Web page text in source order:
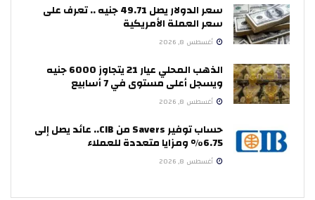
سعر الدولار يصل 49.71 جنيه .. تعرف على
سعر العملة الأمريكية
أغسطس 8, 2026
الذهب المحلي عيار 21 يتجاوز 6000 جنيه
ويسجل أعلى مستوى في 7 أسابيع
أغسطس 8, 2026
حساب توفير Savers من CIB.. عائد يصل إلى
6.75% ومزايا متعددة للعملاء
أغسطس 8, 2026